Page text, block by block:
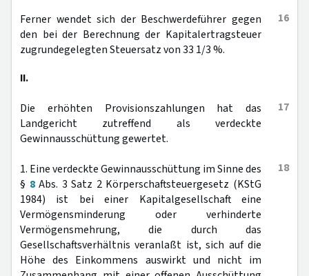
16
Ferner wendet sich der Beschwerdeführer gegen
den bei der Berechnung der Kapitalertragsteuer
zugrundegelegten Steuersatz von 33 1/3 %.
II.
17
Die erhöhten Provisionszahlungen hat das
Landgericht zutreffend als verdeckte
Gewinnausschüttung gewertet.
18
1. Eine verdeckte Gewinnausschüttung im Sinne des
§ 8Abs. 3 Satz 2 Körperschaftsteuergesetz (KStG
1984) ist bei einer Kapitalgesellschaft eine
Vermögensminderung oder verhinderte
Vermögensmehrung, die durch das
Gesellschaftsverhältnis veranlaßt ist, sich auf die
Höhe des Einkommens auswirkt und nicht im